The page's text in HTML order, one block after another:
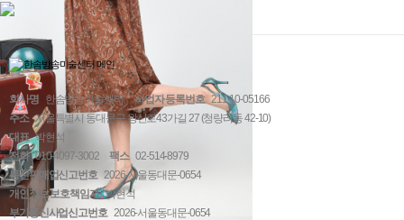
회사명 한솜방송미술센터 사업자 등록번호 211-10-05166
주소 서울특별시 동대문구 왕산로43가길 27 (청량리동 42-10)
대표 박현석
전화 010-4097-3002 팩스 02-514-8979
통신판매업신고번호 2026-서울동대문-0654
개인정보 보호책임자 박현석
부가통신사업신고번호 2026-서울동대문-0654